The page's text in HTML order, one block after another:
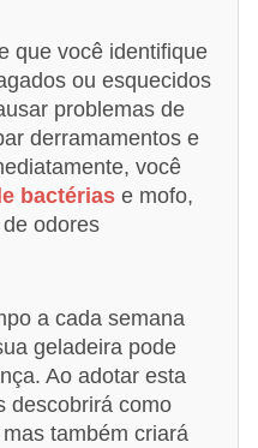
que você identifique
ou esquecidos
problemas de
derramamentos e
você
bactérias e mofo,
odores
a cada semana
geladeira pode
Ao adotar esta
descobrirá como
também criará